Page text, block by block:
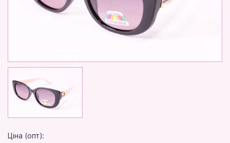
Ціна (опт):